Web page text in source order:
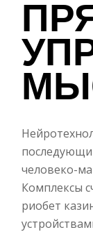
человеко-
Комплексы
риобет